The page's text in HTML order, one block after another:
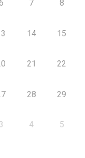
7 8
14 15
21 22
28 29
3 4 5